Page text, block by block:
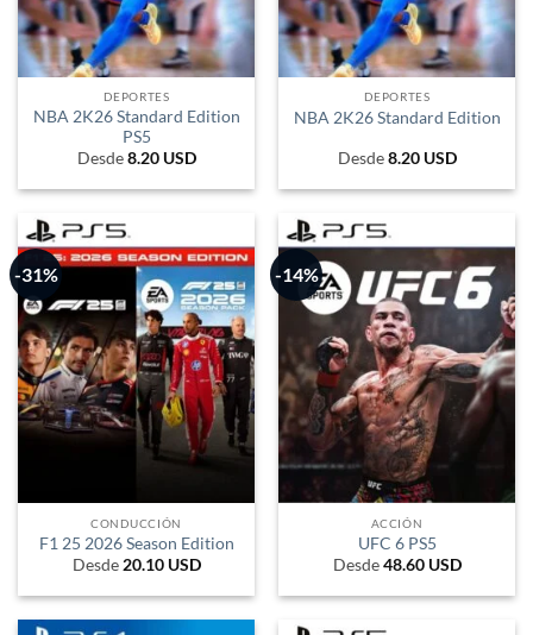
DEPORTES
NBA 2K26 Standard Edition
PS5
Desde8.20 USD
DEPORTES
NBA 2K26 Standard Edition
Desde8.20 USD
-31%
CONDUCCIÓN
F1 25 2026 Season Edition
Desde20.10 USD
-14%
ACCIÓN
UFC 6 PS5
Desde48.60 USD